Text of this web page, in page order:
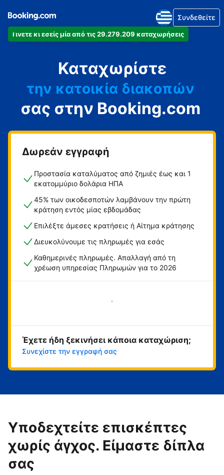
Γίνετε κι εσείς μία από τις 29.279.209 καταχωρήσεις
Συνδεθείτε
Καταχωρίστε
το ξενοδοχείο
την κατοικία διακοπών
τον ξενώνα
τη βίλα
σας στην Booking.com
Δωρεάν εγγραφή
Προστασία καταλύματος από ζημιές έως και 1
εκατομμύριο δολάρια ΗΠΑ
45% των οικοδεσποτών λαμβάνουν την πρώτη
κράτηση εντός μίας εβδομάδας
Επιλέξτε άμεσες κρατήσεις ή Αίτημα κράτησης
Διευκολύνουμε τις πληρωμές για εσάς
Καθημερινές πληρωμές. Απαλλαγή από τη
χρέωση υπηρεσίας Πληρωμών για το 2026
Ξεκινήστε τώρα
Έχετε ήδη ξεκινήσει κάποια καταχώριση;
Συνεχίστε την εγγραφή σας
Υποδεχτείτε επισκέπτες
χωρίς άγχος. Είμαστε δίπλα
σας